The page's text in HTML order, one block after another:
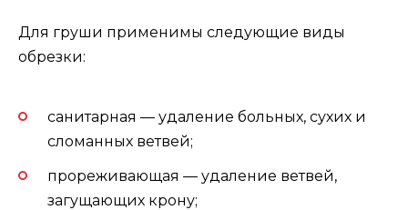
Для груши применимы следующие виды
обрезки:
санитарная — удаление больных, сухих и
сломанных ветвей;
прореживающая — удаление ветвей,
загущающих крону;